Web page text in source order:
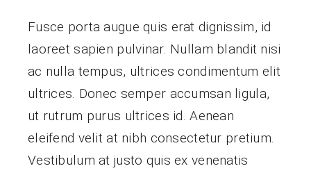
Fusce porta augue quis erat dignissim, id
laoreet sapien pulvinar. Nullam blandit nisi
ac nulla tempus, ultrices condimentum elit
ultrices. Donec semper accumsan ligula,
ut rutrum purus ultrices id. Aenean
eleifend velit at nibh consectetur pretium.
Vestibulum at justo quis ex venenatis